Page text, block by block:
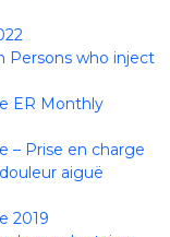
Persons who inject
ER Monthly
– Prise en charge
aiguë
2019